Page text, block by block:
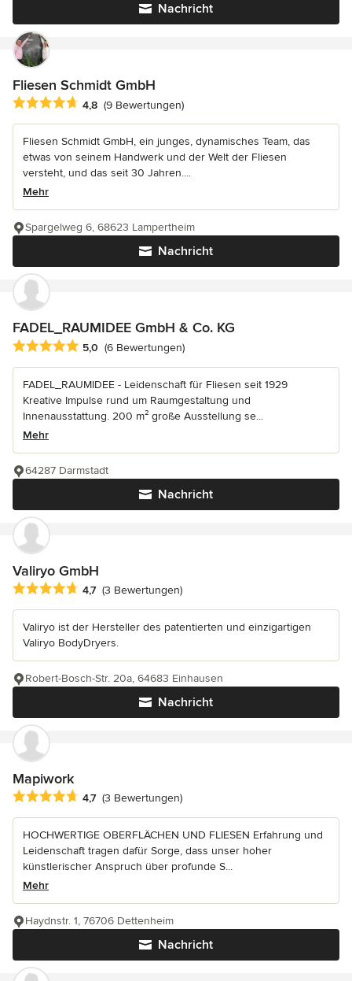
Nachricht
Fliesen Schmidt GmbH
Durchschnittliche Bewertung: 4.8 von 5 Sternen
4,8 (9 Bewertungen)
Fliesen Schmidt GmbH, ein junges, dynamisches Team, das
etwas von seinem Handwerk und der Welt der Fliesen
versteht, und das seit 30 Jahren....
Mehr
Nachricht
Spargelweg 6, 68623 Lampertheim
FADEL_RAUMIDEE GmbH & Co. KG
Durchschnittliche Bewertung: 5 von 5 Sternen
5,0 (6 Bewertungen)
FADEL_RAUMIDEE - Leidenschaft für Fliesen seit 1929
Kreative Impulse rund um Raumgestaltung und
Innenausstattung. 200 m² große Ausstellung se...
Mehr
Nachricht
64287 Darmstadt
Valiryo GmbH
Durchschnittliche Bewertung: 4.7 von 5 Sternen
4,7 (3 Bewertungen)
Valiryo ist der Hersteller des patentierten und einzigartigen
Valiryo BodyDryers.
Nachricht
Robert-Bosch-Str. 20a, 64683 Einhausen
Mapiwork
Durchschnittliche Bewertung: 4.7 von 5 Sternen
4,7 (3 Bewertungen)
HOCHWERTIGE OBERFLÄCHEN UND FLIESEN Erfahrung und
Leidenschaft tragen dafür Sorge, dass unser hoher
künstlerischer Anspruch über profunde S...
Mehr
Nachricht
Haydnstr. 1, 76706 Dettenheim